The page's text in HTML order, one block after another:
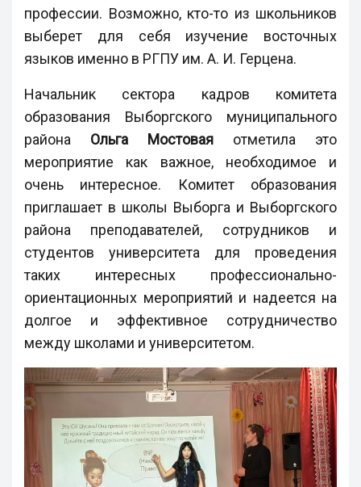
профессии. Возможно, кто-то из школьников
выберет для себя изучение восточных
языков именно в РГПУ им. А. И. Герцена.
Начальник сектора кадров комитета
образования Выборгского муниципального
района Ольга Мостовая отметила это
мероприятие как важное, необходимое и
очень интересное. Комитет образования
приглашает в школы Выборга и Выборгского
района преподавателей, сотрудников и
студентов университета для проведения
таких интересных профессионально-
ориентационных мероприятий и надеется на
долгое и эффективное сотрудничество
между школами и университетом.